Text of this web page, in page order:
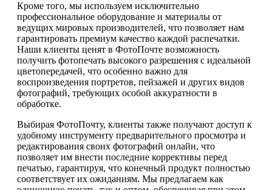
Кроме того, мы используем исключительно
профессиональное оборудование и материалы от
ведущих мировых производителей, что позволяет нам
гарантировать премиум качество каждой распечатки.
Наши клиенты ценят в ФотоПочте возможность
получить фотопечать высокого разрешения с идеальной
цветопередачей, что особенно важно для
воспроизведения портретов, пейзажей и других видов
фотографий, требующих особой аккуратности в
обработке.
Выбирая ФотоПочту, клиенты также получают доступ к
удобному инструменту предварительного просмотра и
редактирования своих фотографий онлайн, что
позволяет им внести последние коррективы перед
печатью, гарантируя, что конечный продукт полностью
соответствует их ожиданиям. Мы предлагаем как